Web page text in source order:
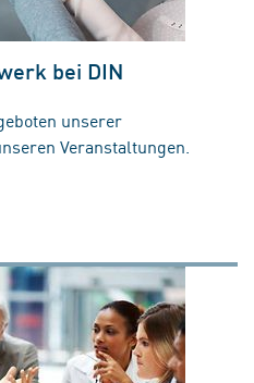
bei DIN
unserer
Veranstaltungen.